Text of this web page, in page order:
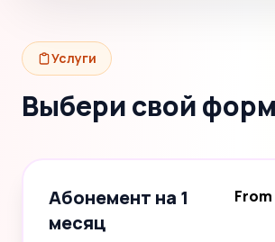
Услуги
Выбери свой
Абонемент на 1
месяц
From